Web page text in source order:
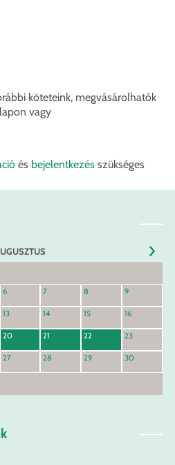
köteteink, megvásárolhatók
vagy
és bejelentkezés szükséges
6 7 8 9
13 14 15 16
20 21 22 23
27 28 29 30